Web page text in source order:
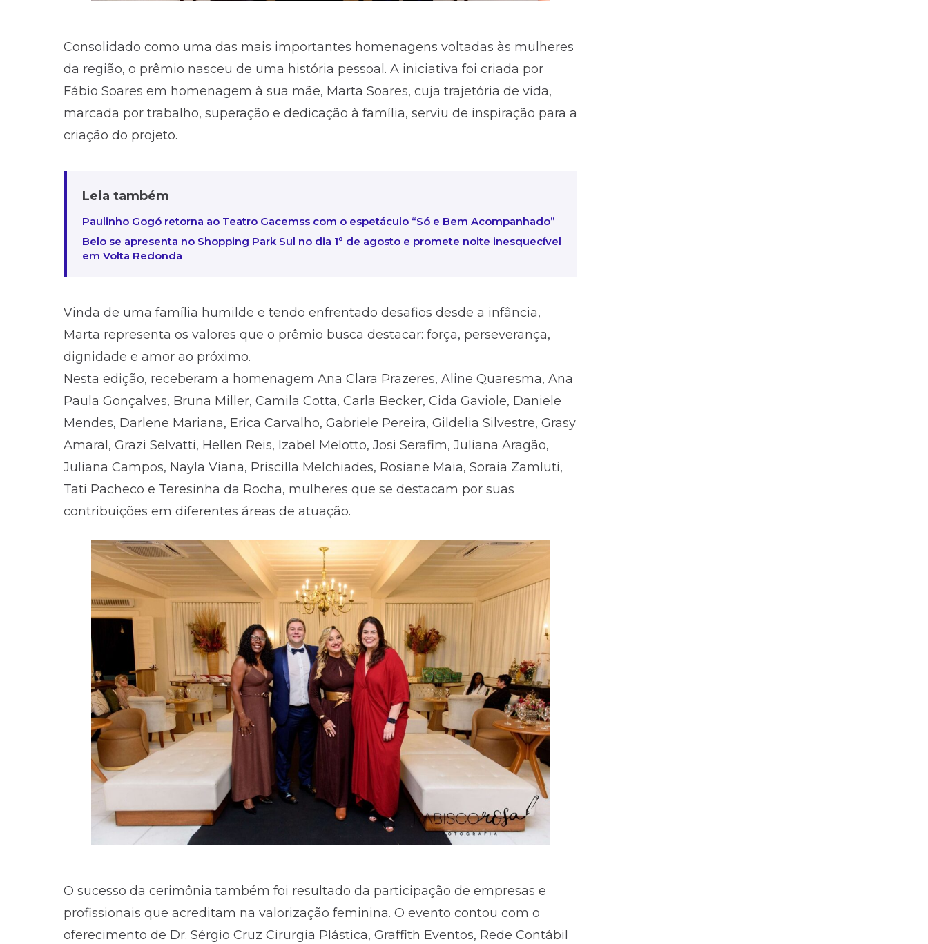
Consolidado como uma das mais importantes homenagens voltadas às mulheres
da região, o prêmio nasceu de uma história pessoal. A iniciativa foi criada por
Fábio Soares em homenagem à sua mãe, Marta Soares, cuja trajetória de vida,
marcada por trabalho, superação e dedicação à família, serviu de inspiração para a
criação do projeto.
Leia também
Paulinho Gogó retorna ao Teatro Gacemss com o espetáculo “Só e Bem Acompanhado”
Belo se apresenta no Shopping Park Sul no dia 1º de agosto e promete noite inesquecível
em Volta Redonda
Vinda de uma família humilde e tendo enfrentado desafios desde a infância,
Marta representa os valores que o prêmio busca destacar: força, perseverança,
dignidade e amor ao próximo.
Nesta edição, receberam a homenagem Ana Clara Prazeres, Aline Quaresma, Ana
Paula Gonçalves, Bruna Miller, Camila Cotta, Carla Becker, Cida Gaviole, Daniele
Mendes, Darlene Mariana, Erica Carvalho, Gabriele Pereira, Gildelia Silvestre, Grasy
Amaral, Grazi Selvatti, Hellen Reis, Izabel Melotto, Josi Serafim, Juliana Aragão,
Juliana Campos, Nayla Viana, Priscilla Melchiades, Rosiane Maia, Soraia Zamluti,
Tati Pacheco e Teresinha da Rocha, mulheres que se destacam por suas
contribuições em diferentes áreas de atuação.
O sucesso da cerimônia também foi resultado da participação de empresas e
profissionais que acreditam na valorização feminina. O evento contou com o
oferecimento de Dr. Sérgio Cruz Cirurgia Plástica, Graffith Eventos, Rede Contábil